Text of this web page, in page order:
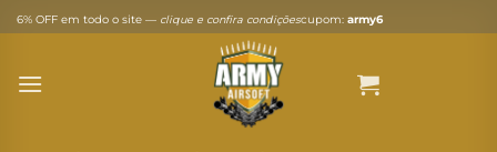
Skip
to
6% OFF em todo o site — clique e confira condiçõescupom: army6